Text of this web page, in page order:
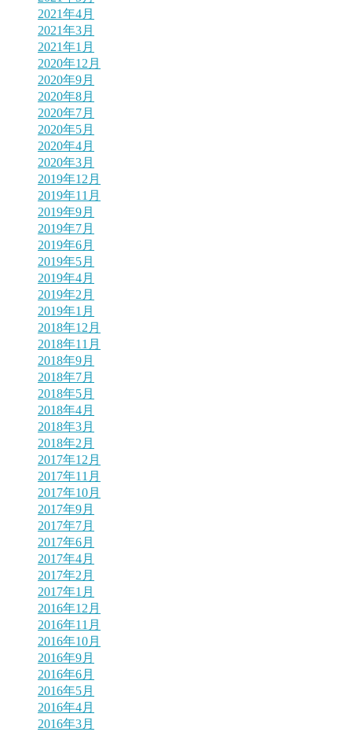
2021年4月
2021年3月
2021年1月
2020年12月
2020年9月
2020年8月
2020年7月
2020年5月
2020年4月
2020年3月
2019年12月
2019年11月
2019年9月
2019年7月
2019年6月
2019年5月
2019年4月
2019年2月
2019年1月
2018年12月
2018年11月
2018年9月
2018年7月
2018年5月
2018年4月
2018年3月
2018年2月
2017年12月
2017年11月
2017年10月
2017年9月
2017年7月
2017年6月
2017年4月
2017年2月
2017年1月
2016年12月
2016年11月
2016年10月
2016年9月
2016年6月
2016年5月
2016年4月
2016年3月